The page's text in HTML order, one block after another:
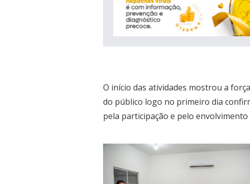
O início das atividades mostrou a
do público logo no primeiro dia
pela participação e pelo envolvimento